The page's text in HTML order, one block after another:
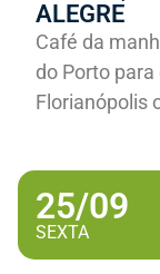
ALEGRE
Café da
do Porto
Florianópolis
25/09
SEXTA